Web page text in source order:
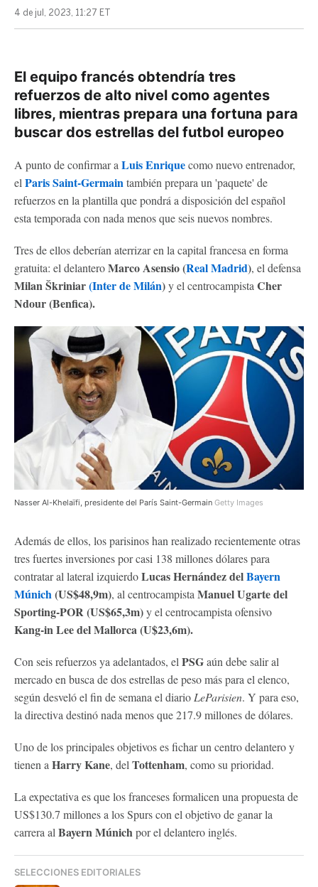
4 de jul, 2023, 11:27 ET
El equipo francés obtendría tres
refuerzos de alto nivel como agentes
libres, mientras prepara una fortuna para
buscar dos estrellas del futbol europeo
A punto de confirmar a Luis Enriquecomo nuevo entrenador,
el Paris Saint-Germaintambién prepara un 'paquete' de
refuerzos en la plantilla que pondrá a disposición del español
esta temporada con nada menos que seis nuevos nombres.
Tres de ellos deberían aterrizar en la capital francesa en forma
gratuita: el delanteroMarco Asensio (Real Madrid), el defensa
Milan Škriniar(Inter de Milán)y el centrocampista Cher
Ndour (Benfica).
Nasser Al-Khelaïfi, presidente del París Saint-Germain Getty Images
Además de ellos, los parisinos han realizado recientemente otras
tres fuertes inversiones por casi 138 millones dólares para
contratar al lateral izquierdoLucas Hernández delBayern
Múnich(US$48,9m), al centrocampista Manuel Ugarte del
Sporting-POR (US$65,3m)y el centrocampista ofensivo
Kang-in Lee del Mallorca (U$23,6m).
Con seis refuerzos ya adelantados, el PSGaún debe salir al
mercado en busca de dos estrellas de peso más para el elenco,
según desveló el fin de semana el diario LeParisien. Y para eso,
la directiva destinó nada menos que 217.9 millones de dólares.
Uno de los principales objetivos es fichar un centro delantero y
tienen a Harry Kane, del Tottenham, como su prioridad.
La expectativa es que los franceses formalicen una propuesta de
US$130.7 millones a los Spurs con el objetivo de ganar la
carrera al Bayern Múnichpor el delantero inglés.
SELECCIONES EDITORIALES